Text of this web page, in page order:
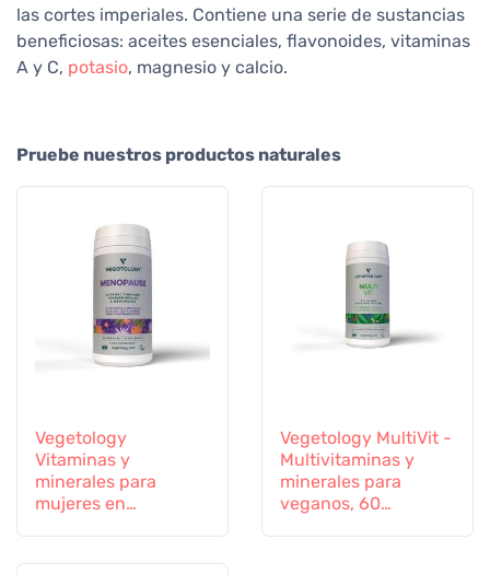
las cortes imperiales. Contiene una serie de sustancias
beneficiosas: aceites esenciales, flavonoides, vitaminas
A y C, potasio, magnesio y calcio.
Pruebe nuestros productos naturales
Vegetology
Vitaminas y
minerales para
mujeres en
Vegetology MultiVit -
Multivitaminas y
minerales para
veganos, 60